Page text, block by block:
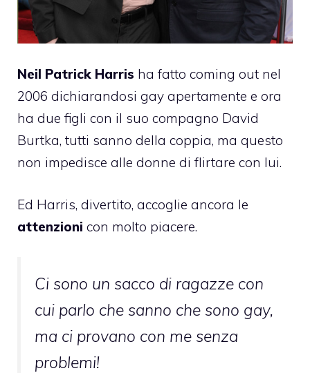
Neil Patrick Harris ha fatto coming out nel
2006 dichiarandosi gay apertamente e ora
ha due figli con il suo compagno David
Burtka, tutti sanno della coppia, ma questo
non impedisce alle donne di flirtare con lui.
Ed Harris, divertito, accoglie ancora le
attenzioni con molto piacere.
Ci sono un sacco di ragazze con
cui parlo che sanno che sono gay,
ma ci provano con me senza
problemi!